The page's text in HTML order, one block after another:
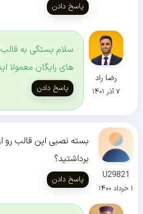
پاسخ دادن
رضا راد
۷ آذر ۱۴۰۱
سلام بستگی به
های رایگان معمولا
پاسخ دادن
U29821
۱ خرداد ۱۴۰۰
بسته نصبی این قالب رو
برداشتید؟
پاسخ دادن